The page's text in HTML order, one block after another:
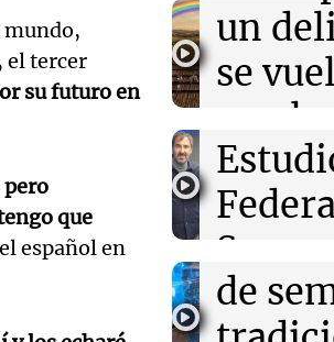
mundo,
el tercer
su futuro en
que
español en
04:00 Deportes
Boca Juniors y
en la Copa
detalles del
03:24 Mundo
Allanamiento
Starbucks de
campaña que
03:00
Racing se mide
un
se
con la
de las
Amamos
Episodios
visitó el
Audio.
de
Audio.